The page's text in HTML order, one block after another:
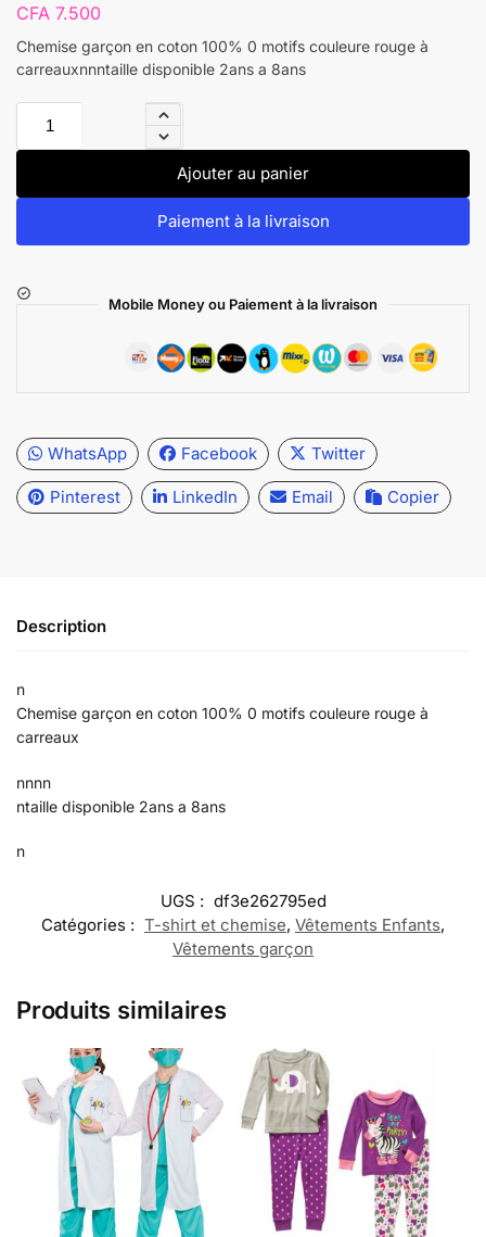
CFA 7.500
Chemise garçon en coton 100% 0 motifs couleure rouge à
carreauxnnntaille disponible 2ans a 8ans
Ajouter au panier
Paiement à la livraison
Mobile Money ou Paiement à la livraison
WhatsApp Facebook Twitter
Pinterest LinkedIn Email Copier
Description
n
Chemise garçon en coton 100% 0 motifs couleure rouge à
carreaux
nnnn
ntaille disponible 2ans a 8ans
n
UGS : df3e262795ed
Catégories : T-shirt et chemise, Vêtements Enfants,
Vêtements garçon
Produits similaires